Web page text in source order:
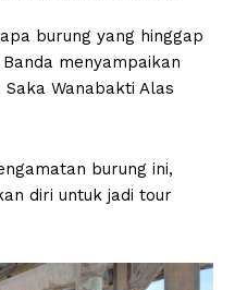
burung yang hinggap
menyampaikan
Wanabakti Alas
burung ini,
diri untuk jadi tour